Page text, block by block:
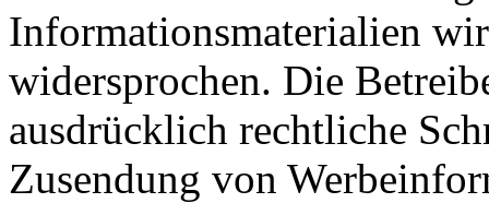
Informationsmaterialien
widersprochen. Die
ausdrücklich rechtliche
Zusendung von